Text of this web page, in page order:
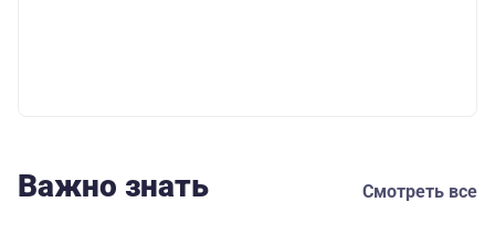
Важно знать Смотреть все